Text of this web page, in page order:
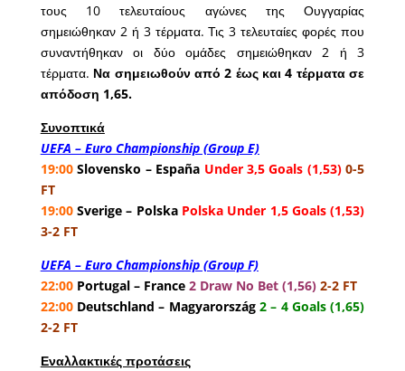
τους 10 τελευταίους αγώνες της Ουγγαρίας
σημειώθηκαν 2 ή 3 τέρματα. Τις 3 τελευταίες φορές που
συναντήθηκαν οι δύο ομάδες σημειώθηκαν 2 ή 3
τέρματα. Να σημειωθούν από 2 έως και 4 τέρματα σε
απόδοση 1,65.
Συνοπτικά
UEFA – Euro Championship (Group E)
19:00Slovensko – España Under 3,5 Goals (1,53)0-5
FT
19:00Sverige – PolskaPolska Under 1,5 Goals (1,53)
3-2 FT
UEFA – Euro Championship (Group F)
22:00Portugal – France 2 Draw No Bet (1,56)2-2 FT
22:00Deutschland – Magyarország2 – 4 Goals (1,65)
2-2 FT
Εναλλακτικές προτάσεις